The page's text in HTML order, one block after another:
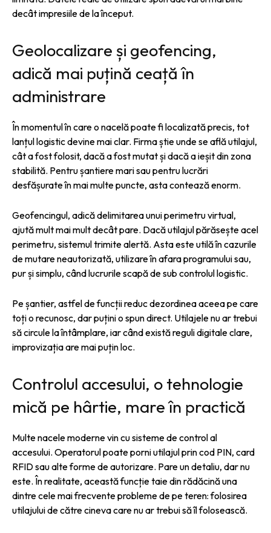
decât impresiile de la început.
Geolocalizare și geofencing,
adică mai puțină ceață în
administrare
În momentul în care o nacelă poate fi localizată precis, tot
lanțul logistic devine mai clar. Firma știe unde se află utilajul,
cât a fost folosit, dacă a fost mutat și dacă a ieșit din zona
stabilită. Pentru șantiere mari sau pentru lucrări
desfășurate în mai multe puncte, asta contează enorm.
Geofencingul, adică delimitarea unui perimetru virtual,
ajută mult mai mult decât pare. Dacă utilajul părăsește acel
perimetru, sistemul trimite alertă. Asta este utilă în cazurile
de mutare neautorizată, utilizare în afara programului sau,
pur și simplu, când lucrurile scapă de sub controlul logistic.
Pe șantier, astfel de funcții reduc dezordinea aceea pe care
toți o recunosc, dar puțini o spun direct. Utilajele nu ar trebui
să circule la întâmplare, iar când există reguli digitale clare,
improvizația are mai puțin loc.
Controlul accesului, o tehnologie
mică pe hârtie, mare în practică
Multe nacele moderne vin cu sisteme de control al
accesului. Operatorul poate porni utilajul prin cod PIN, card
RFID sau alte forme de autorizare. Pare un detaliu, dar nu
este. În realitate, această funcție taie din rădăcină una
dintre cele mai frecvente probleme de pe teren: folosirea
utilajului de către cineva care nu ar trebui să îl folosească.